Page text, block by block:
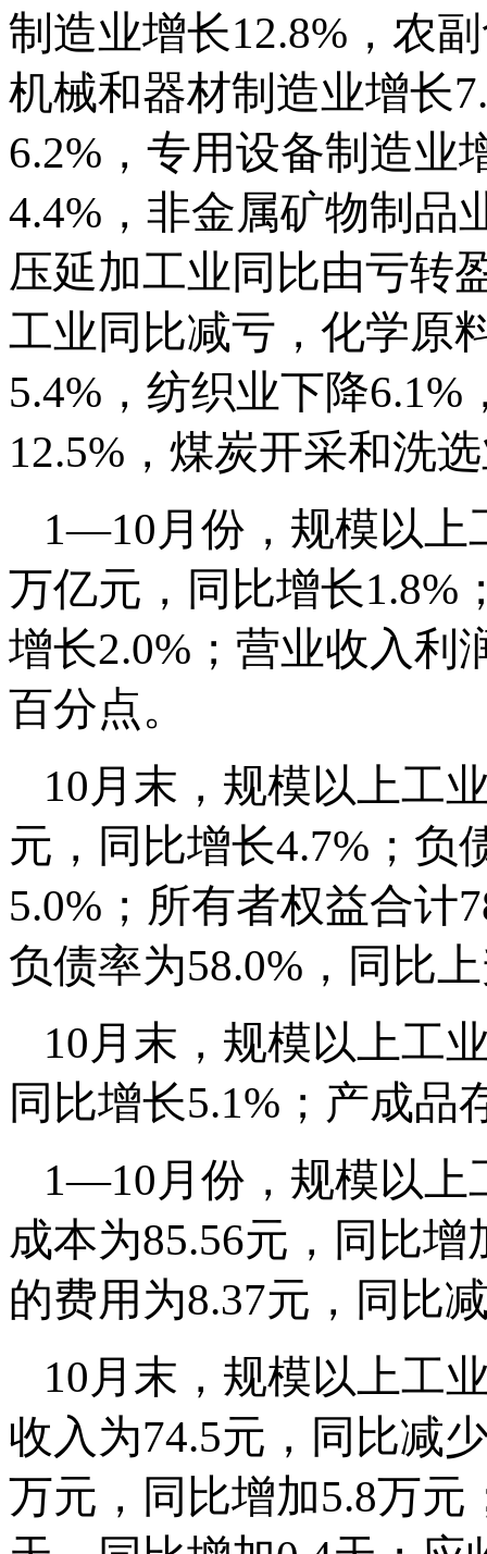
制造业增长12.8%，农
机械和器材制造业增长
6.2%，专用设备制造业
4.4%，非金属矿物制品
压延加工业同比由亏转
工业同比减亏，化学原
5.4%，纺织业下降
12.5%，煤炭开采和洗
1—10月份，规模以上
万亿元，同比增长1.8%
增长2.0%；营业收入利
百分点。
10月末，规模以上工
元，同比增长4.7%；负
5.0%；所有者权益合计
负债率为58.0%，同比
10月末，规模以上工
同比增长5.1%；产成品
1—10月份，规模以上
成本为85.56元，同比
的费用为8.37元，同比
10月末，规模以上工
收入为74.5元，同比减
万元，同比增加5.8万元